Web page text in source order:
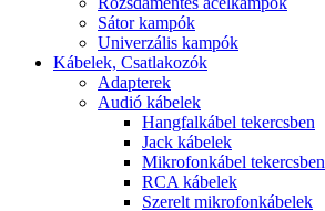
Sátor kampók
Univerzális kampók
Kábelek, Csatlakozók
Adapterek
Audió kábelek
Hangfalkábel tekercsben
Jack kábelek
Mikrofonkábel tekercsben
RCA kábelek
Szerelt mikrofonkábelek